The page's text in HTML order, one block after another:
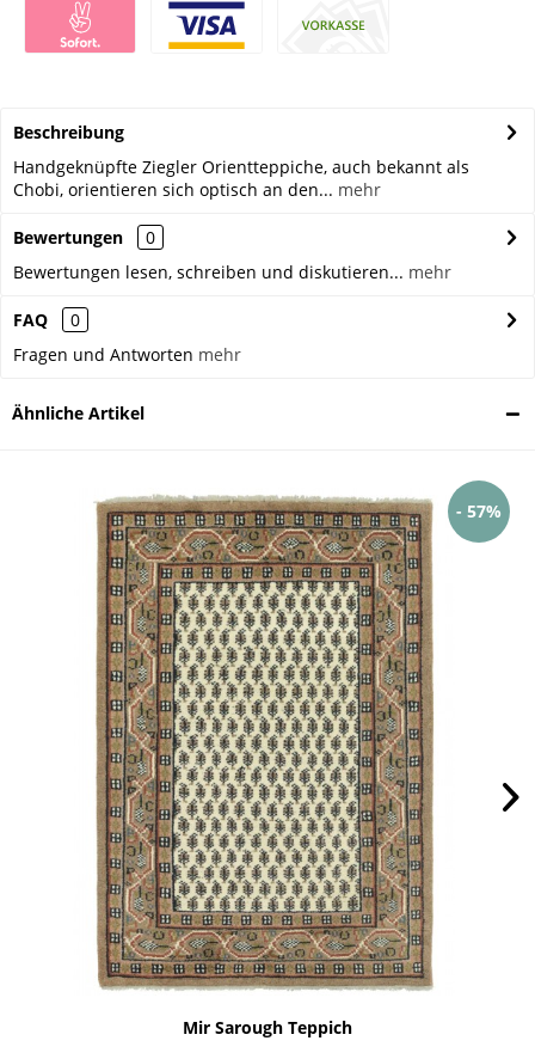
Beschreibung
Handgeknüpfte Ziegler Orientteppiche, auch bekannt als
Chobi, orientieren sich optisch an den... mehr
Bewertungen
0
Bewertungen lesen, schreiben und diskutieren... mehr
FAQ
0
Fragen und Antworten mehr
Ähnliche Artikel
- 57%
Mir Sarough Teppich